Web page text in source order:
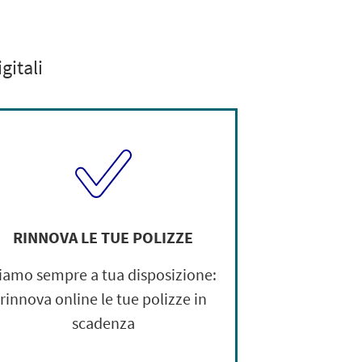
RINNOVA LE TUE POLIZZE
sempre a tua disposizione:
rinnova online le tue polizze in
scadenza